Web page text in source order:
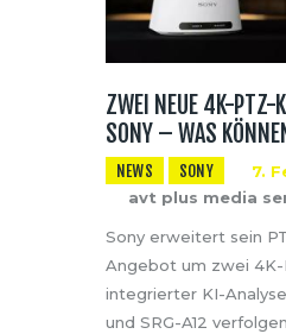
ZWEI NEUE 4K-PTZ-
SONY – WAS
NEWS SONY
7.
avt plus media
Sony erweitert sein
Angebot um zwei
integrierter KI-
und SRG-A12